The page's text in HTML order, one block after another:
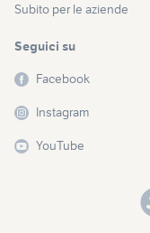
Subito per le aziende
Seguici su
Facebook
Instagram
YouTube